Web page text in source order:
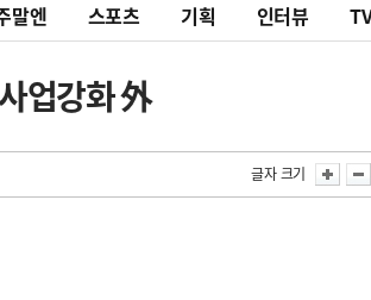
말엔 스포츠 기획 인터뷰
업강화 外
글자 크기